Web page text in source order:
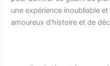
une expérience inoubliable
amoureux d’histoire et de